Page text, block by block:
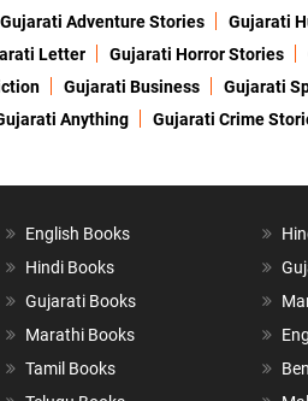
Gujarati Adventure Stories Gujarati
Letter Gujarati Horror Stories
Gujarati Business Gujarati
Anything
Gujarati Crime
English Books
Hindi Books
Gujarati Books
Marathi Books
Tamil Books